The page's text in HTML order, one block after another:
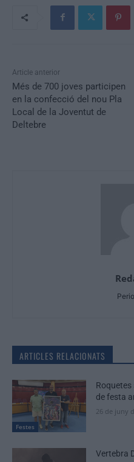
Article anterior
Més de 700 joves participen
en la confecció del nou Pla
Local de la Joventut de
Deltebre
ARTICLES RELACIONATS
Festes
Roquetes
de festa
26 de juny
Vertebra